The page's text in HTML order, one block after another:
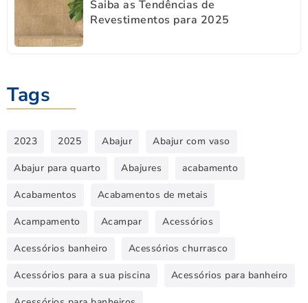
Saiba as Tendências de
Revestimentos para 2025
Tags
2023 2025 Abajur Abajur com vaso
Abajur para quarto Abajures acabamento
Acabamentos Acabamentos de metais
Acampamento Acampar Acessórios
Acessórios banheiro Acessórios churrasco
Acessórios para a sua piscina Acessórios para banheiro